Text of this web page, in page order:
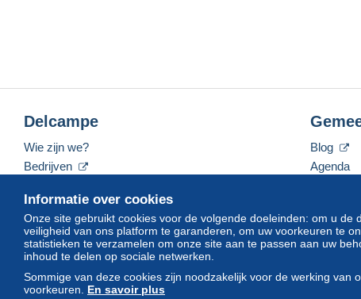
Informatie over cookies
Onze site gebruikt cookies voor de volgende doeleinden: om u
veiligheid van ons platform te garanderen, om uw voorkeuren te
statistieken te verzamelen om onze site aan te passen aan uw
inhoud te delen op sociale netwerken.
Sommige van deze cookies zijn noodzakelijk voor de werking
voorkeuren. En savoir plus
Delcampe
Wie zijn we?
Bedrijven
Neem contact met ons op
Blog
Agenda